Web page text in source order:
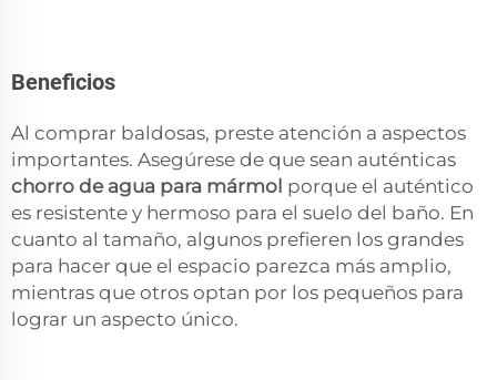
Beneficios
Al comprar baldosas, preste atención a aspectos
importantes. Asegúrese de que sean auténticas
chorro de agua para mármol porque el auténtico
es resistente y hermoso para el suelo del baño. En
cuanto al tamaño, algunos prefieren los grandes
para hacer que el espacio parezca más amplio,
mientras que otros optan por los pequeños para
lograr un aspecto único.